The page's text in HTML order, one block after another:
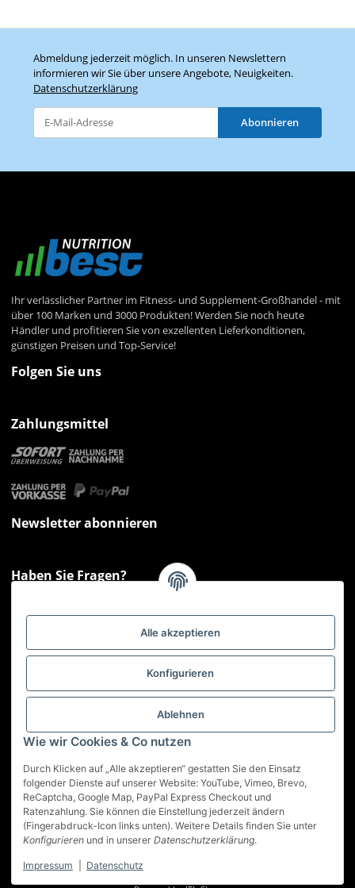
Alle akzeptieren
Konfigurieren
Ablehnen
Wie wir Cookies & Co nutzen
Durch Klicken auf „Alle akzeptieren“ gestatten Sie den Einsatz
folgender Dienste auf unserer Website: YouTube, Vimeo, Brevo,
ReCaptcha, Google Map, PayPal Express Checkout und
Ratenzahlung. Sie können die Einstellung jederzeit ändern
(Fingerabdruck-Icon links unten). Weitere Details finden Sie unter
Konfigurieren und in unserer Datenschutzerklärung.
Impressum Datenschutz
Abmeldung jederzeit möglich. In unseren Newslettern
informieren wir Sie über unsere Angebote, Neuigkeiten.
Datenschutzerklärung
Abonnieren
Ihr verlässlicher Partner im Fitness- und Supplement-Großhandel - mit
über 100 Marken und 3000 Produkten! Werden Sie noch heute
Händler und profitieren Sie von exzellenten Lieferkonditionen,
günstigen Preisen und Top-Service!
Folgen Sie uns
Zahlungsmittel
Newsletter abonnieren
Haben Sie Fragen?
Montag - Freitag: 09:00 - 17:00 Uhr
Gesetzliche Informationen
Service
Vertrag widerrufen
* Alle Preise inkl. gesetzlicher USt., zzgl. Versand
© Best-Nutrition GmbH